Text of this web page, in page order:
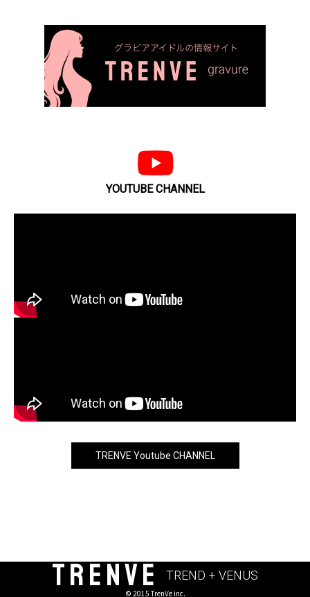
YOUTUBE CHANNEL
TRENVE Youtube CHANNEL
TRENVE TREND + VENUS
© 2015 TrenVe inc.